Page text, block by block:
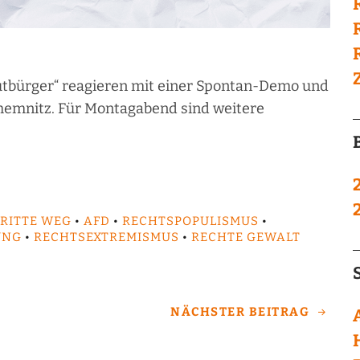
reagieren mit einer Spontan-Demo und
Für Montagabend sind weitere
WEG • AFD • RECHTSPOPULISMUS •
• RECHTSEXTREMISMUS • RECHTE GEWALT
NÄCHSTER BEITRAG